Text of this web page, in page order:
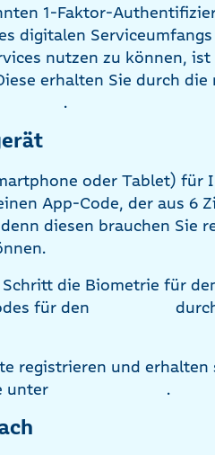
1-Faktor-
digitalen
nutzen zu können,
erhalten Sie durch die
.
oder Tablet) für
App-Code, der aus 6
diesen brauchen Sie
die Biometrie für
für den
registrieren und erhalten
unter
.